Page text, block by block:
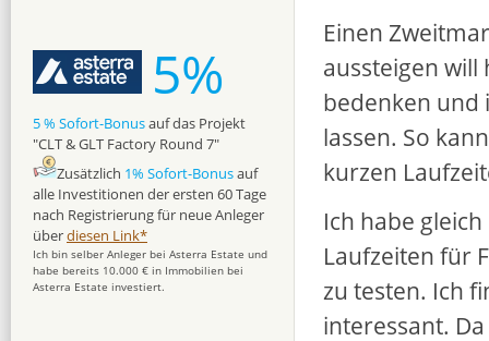
Einen
aussteigen will
bedenken und
lassen. So
kurzen
Ich habe
Laufzeiten für
zu testen. Ich
interessant.
5%
5 % Sofort-Bonusauf das Projekt
"CLT & GLT Factory Round 7"
Zusätzlich 1% Sofort-Bonusauf
alle Investitionen der ersten 60 Tage
nach Registrierung für neue Anleger
überdiesen Link*
Ich bin selber Anleger bei Asterra Estate und
habe bereits 10.000 € in Immobilien bei
Asterra Estate investiert.